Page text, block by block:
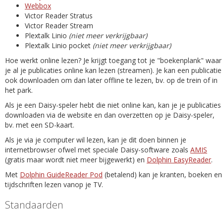
Webbox
Victor Reader Stratus
Victor Reader Stream
Plextalk Linio (niet meer verkrijgbaar)
Plextalk Linio pocket (niet meer verkrijgbaar)
Hoe werkt online lezen? Je krijgt toegang tot je "boekenplank" waar
je al je publicaties online kan lezen (streamen). Je kan een publicatie
ook downloaden om dan later offline te lezen, bv. op de trein of in
het park.
Als je een Daisy-speler hebt die niet online kan, kan je je publicaties
downloaden via de website en dan overzetten op je Daisy-speler,
bv. met een SD-kaart.
Als je via je computer wil lezen, kan je dit doen binnen je
internetbrowser ofwel met speciale Daisy-software zoals AMIS
(gratis maar wordt niet meer bijgewerkt) en Dolphin EasyReader.
Met Dolphin GuideReader Pod (betalend) kan je kranten, boeken en
tijdschriften lezen vanop je TV.
Standaarden